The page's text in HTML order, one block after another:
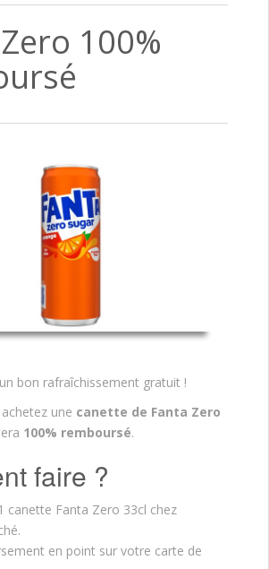
100%
bon rafraîchissement gratuit !
une canette de Fanta Zero
100% remboursé.
faire ?
canette Fanta Zero 33cl chez
en point sur votre carte de